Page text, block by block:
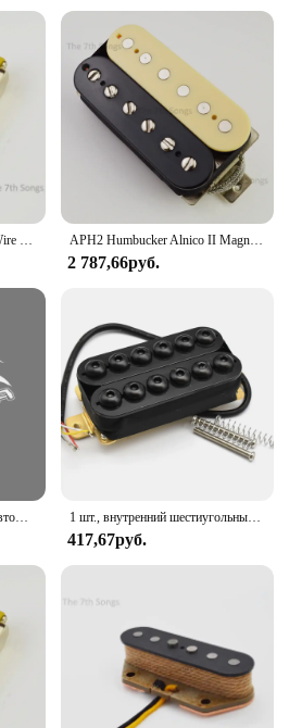
TL Single Coil Plain Enamel Wire 1964 Hot Classics Pickup N-7.4K B-9.4K 60S Alnico 3 Magnet Stagger Pole для электрогитары APH2 Humbucker Alnico II Magnet Neck Bridge Pickup Расстояние 50 мм Плетеный провод Зебра / Черный / Никель для электрогитары LP
2 787,66руб.
1 шт., внутренний шестиугольный звукосниматель с головкой зонта, 4-ядерный двойной двойной катушкой, высококачественный звукосниматель для электрогитары 50 52 для гитары LP St Sq
417,67руб.